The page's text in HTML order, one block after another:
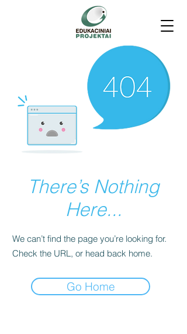
There’s Nothing
Here...
We can’t find the page you’re looking for.
Check the URL, or head back home.
Go Home